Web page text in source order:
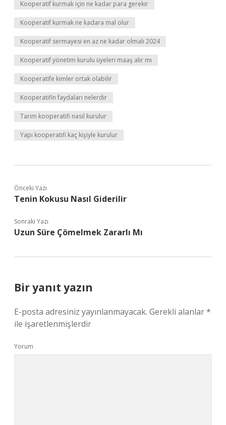
Kooperatif kurmak için ne kadar para gerekir
Kooperatif kurmak ne kadara mal olur
Kooperatif sermayesi en az ne kadar olmalı 2024
Kooperatif yönetim kurulu üyeleri maaş alır mı
Kooperatife kimler ortak olabilir
Kooperatifin faydaları nelerdir
Tarım kooperatifi nasıl kurulur
Yapı kooperatifi kaç kişiyle kurulur
Önceki Yazı
Tenin Kokusu Nasıl Giderilir
Sonraki Yazı
Uzun Süre Çömelmek Zararlı Mı
Bir yanıt yazın
E-posta adresiniz yayınlanmayacak. Gerekli alanlar*
ile işaretlenmişlerdir
Yorum